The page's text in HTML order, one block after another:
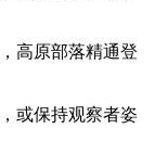
高原部落精通登
或保持观察者姿